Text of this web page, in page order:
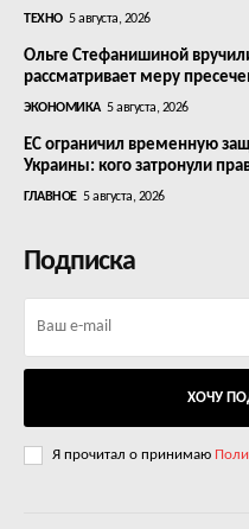
ТЕХНО 5 августа, 2026
Ольге Стефанишиной
рассматривает меру
ЭКОНОМИКА 5 августа, 2026
ЕС ограничил временную
Украины: кого затронули
ГЛАВНОЕ 5 августа, 2026
Подписка
ХОЧУ
Я прочитал о принимаю